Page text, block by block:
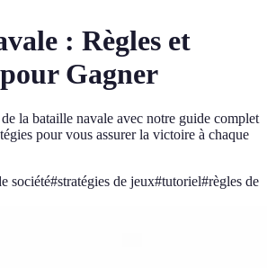
: Règles et
Gagner
la bataille navale avec notre guide complet
pour vous assurer la victoire à chaque
société#stratégies de jeux#tutoriel#règles de